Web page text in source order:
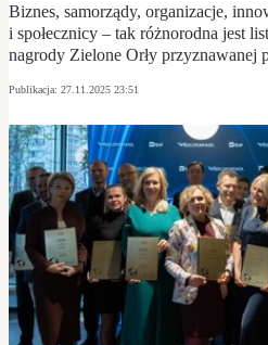
Biznes, samorządy, organizacje,
i społecznicy – tak różnorodna jest
nagrody Zielone Orły przyznawanej
Publikacja: 27.11.2025 23:51